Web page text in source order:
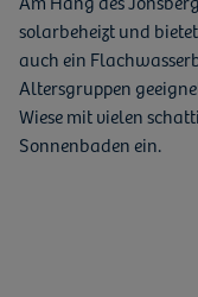
solarbeheizt und
auch ein
Altersgruppen
Wiese mit vielen
Sonnenbaden ein.